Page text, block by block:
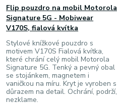
Flip pouzdro na mobil Motorola
Signature 5G - Mobiwear
V170S, fialová kvítka
Stylové knížkové pouzdro s
motivem V170S Fialová kvítka,
které chrání celý mobil Motorola
Signature 5G. Tenký a pevný obal
se stojánkem, magnetem i
vaničkou na míru. Kryt je vyroben s
důrazem na detail. Ochrání, podrží,
nezklame.